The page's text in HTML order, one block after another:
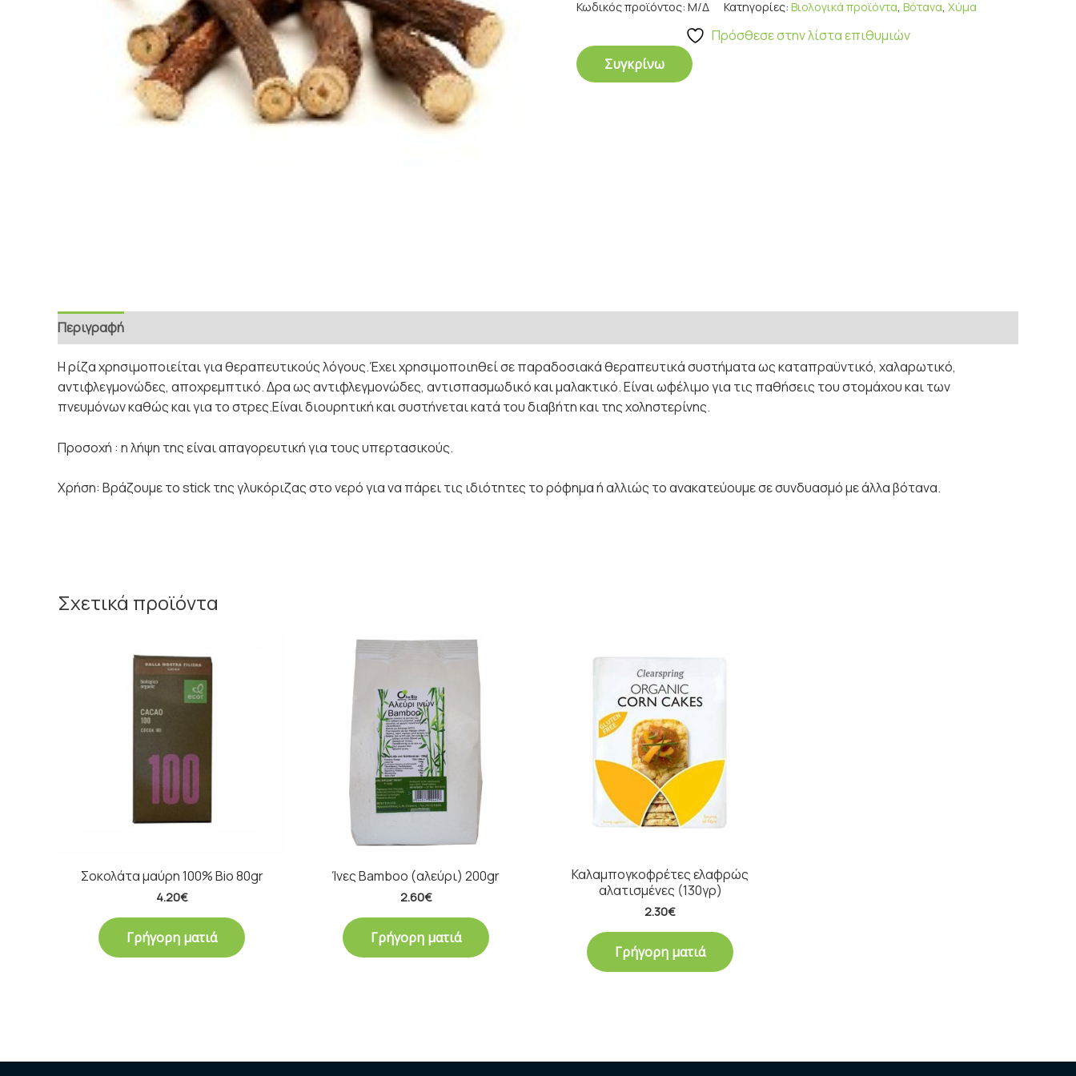
Κωδικός προϊόντος: Μ/Δ Κατηγορίες: Βιολογικά προϊόντα Βότανα Χύμα
Πρόσθεσε στην λίστα επιθυμιών
Συγκρίνω
Περιγραφή
Η ρίζα χρησιμοποιείται για θεραπευτικούς λόγους.Έχει χρησιμοποιηθεί σε παραδοσιακά θεραπευτικά συστήματα ως καταπραϋντικό, χαλαρωτικό,
αντιφλεγμονώδες, αποχρεμπτικό. Δρα ως αντιφλεγμονώδες, αντισπασμωδικό και μαλακτικό. Είναι ωφέλιμο για τις παθήσεις του στομάχου και των
πνευμόνων καθώς και για το στρες.Είναι διουρητική και συστήνεται κατά του διαβήτη και της χοληστερίνης.
Προσοχή : η λήψη της είναι απαγορευτική για τους υπερτασικούς.
Χρήση: Βράζουμε το stick της γλυκόριζας στο νερό για να πάρει τις ιδιότητες το ρόφημα ή αλλιώς το ανακατεύουμε σε συνδυασμό με άλλα βότανα.
Σχετικά προϊόντα
Σοκολάτα μαύρη 100% Bio 80gr
4.20€
Γρήγορη ματιά
Ίνες Bamboo (αλεύρι) 200gr
2.60€
Γρήγορη ματιά
Καλαμπογκοφρέτες ελαφρώς
αλατισμένες (130γρ)
2.30€
Γρήγορη ματιά